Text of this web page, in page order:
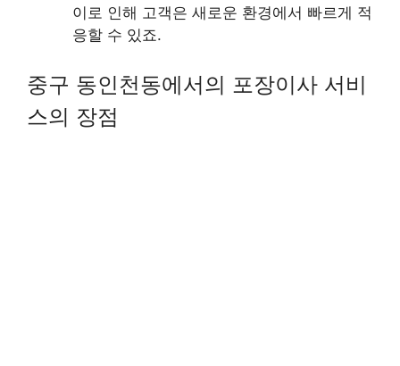
이로 인해 고객은 새로운 환경에서 빠르게 적
응할 수 있죠.
중구 동인천동에서의 포장이사 서비
스의 장점